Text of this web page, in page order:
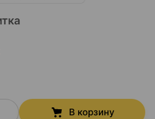
В корзину